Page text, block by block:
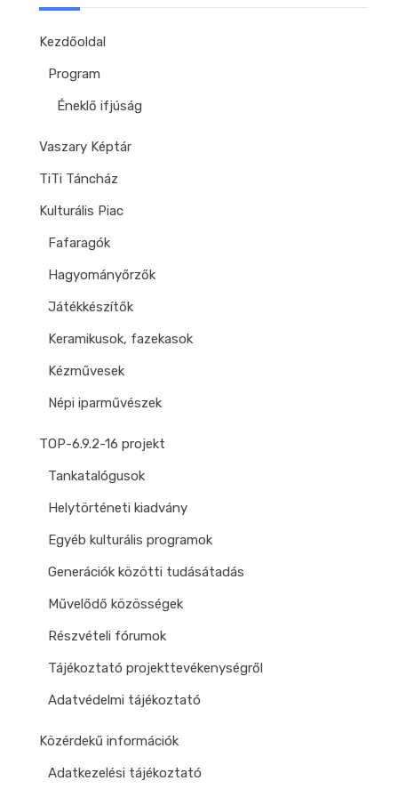
Kezdőoldal
Program
Éneklő ifjúság
Vaszary Képtár
TiTi Táncház
Kulturális Piac
Fafaragók
Hagyományőrzők
Játékkészítők
Keramikusok, fazekasok
Kézművesek
Népi iparművészek
TOP-6.9.2-16 projekt
Tankatalógusok
Helytörténeti kiadvány
Egyéb kulturális programok
Generációk közötti tudásátadás
Művelődő közösségek
Részvételi fórumok
Tájékoztató projekttevékenységről
Adatvédelmi tájékoztató
Közérdekű információk
Adatkezelési tájékoztató